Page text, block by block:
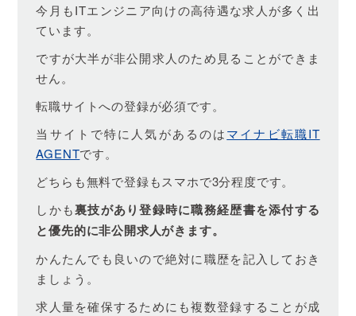
今月もITエンジニア向けの高待遇な求人が多く出
ています。
ですが大半が非公開求人のため見ることができま
せん。
転職サイトへの登録が必須です。
当サイトで特に人気があるのはマイナビ転職IT
AGENTです。
どちらも無料で登録もスマホで3分程度です。
しかも裏技があり登録時に職務経歴書を添付する
と優先的に非公開求人がきます。
かんたんでも良いので絶対に職歴を記入しておき
ましょう。
求人量を確保するためにも複数登録することが成